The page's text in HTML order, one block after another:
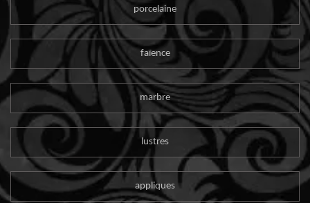
porcelaine
faïence
marbre
lustres
appliques